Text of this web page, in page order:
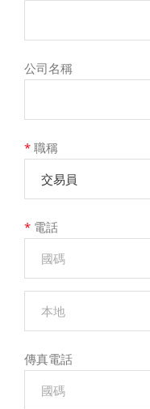
公司名稱
* 職稱
交易員
* 電話
傳真電話